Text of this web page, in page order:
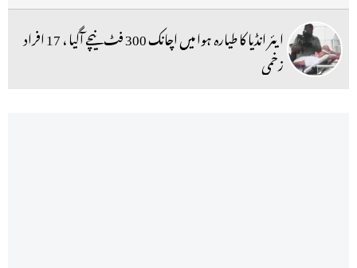
ایئر انڈیا کا طیارہ ہوا میں اچانک 300 فٹ نیچے آگیا ، 17 افراد
زخمی